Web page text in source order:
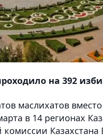
на 392
маслихатов
в 14 регионах
комиссии